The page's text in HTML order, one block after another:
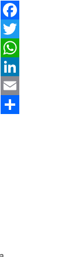
Facebook
Twitter
WhatsApp
LinkedIn
Email